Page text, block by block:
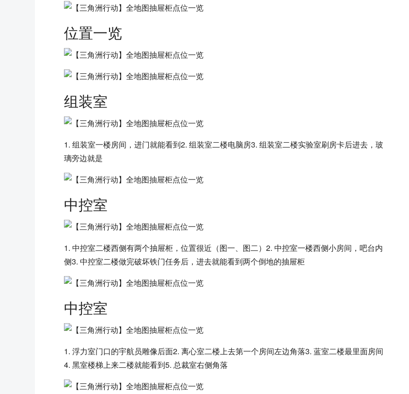
位置一览
组装室
1. 组装室一楼房间，进门就能看到2. 组装室二楼电脑房3. 组装室二楼实验室刷房卡后进去，玻
璃旁边就是
中控室
1. 中控室二楼西侧有两个抽屉柜，位置很近（图一、图二）2. 中控室一楼西侧小房间，吧台内
侧3. 中控室二楼做完破坏铁门任务后，进去就能看到两个倒地的抽屉柜
中控室
1. 浮力室门口的宇航员雕像后面2. 离心室二楼上去第一个房间左边角落3. 蓝室二楼最里面房间
4. 黑室楼梯上来二楼就能看到5. 总裁室右侧角落